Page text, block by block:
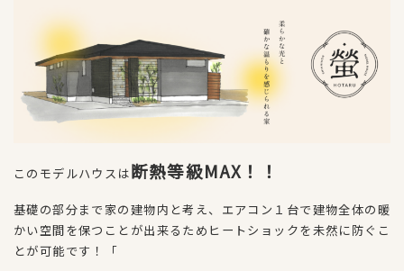
このモデルハウスは断熱等級MAX！！
基礎の部分まで家の建物内と考え、エアコン１台で建物全体の暖
かい空間を保つことが出来るためヒートショックを未然に防ぐこ
とが可能です！「